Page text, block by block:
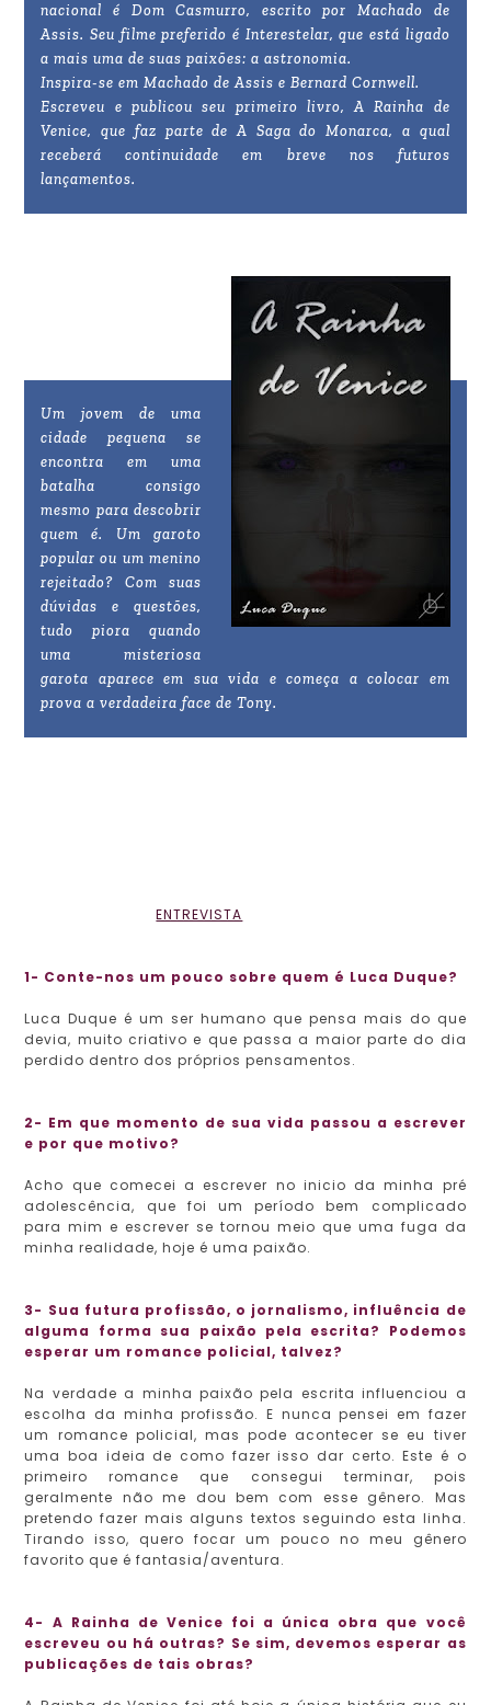
nacional é Dom Casmurro, escrito por Machado de
Assis. Seu filme preferido é Interestelar, que está ligado
a mais uma de suas paixões: a astronomia.
Inspira-se em Machado de Assis e Bernard Cornwell.
Escreveu e publicou seu primeiro livro, A Rainha de
Venice, que faz parte de A Saga do Monarca, a qual
receberá continuidade em breve nos futuros
lançamentos.
Um jovem de uma
cidade pequena se
encontra em uma
batalha consigo
mesmo para descobrir
quem é. Um garoto
popular ou um menino
rejeitado? Com suas
dúvidas e questões,
tudo piora quando
uma misteriosa
garota aparece em sua vida e começa a colocar em
prova a verdadeira face de Tony.
ENTREVISTA
1- Conte-nos um pouco sobre quem é Luca Duque?
Luca Duque é um ser humano que pensa mais do que
devia, muito criativo e que passa a maior parte do dia
perdido dentro dos próprios pensamentos.
2- Em que momento de sua vida passou a escrever
e por que motivo?
Acho que comecei a escrever no inicio da minha pré
adolescência, que foi um período bem complicado
para mim e escrever se tornou meio que uma fuga da
minha realidade, hoje é uma paixão.
3- Sua futura profissão, o jornalismo, influência de
alguma forma sua paixão pela escrita? Podemos
esperar um romance policial, talvez?
Na verdade a minha paixão pela escrita influenciou a
escolha da minha profissão. E nunca pensei em fazer
um romance policial, mas pode acontecer se eu tiver
uma boa ideia de como fazer isso dar certo. Este é o
primeiro romance que consegui terminar, pois
geralmente não me dou bem com esse gênero. Mas
pretendo fazer mais alguns textos seguindo esta linha.
Tirando isso, quero focar um pouco no meu gênero
favorito que é fantasia/aventura.
4- A Rainha de Venice foi a única obra que você
escreveu ou há outras? Se sim, devemos esperar as
publicações de tais obras?